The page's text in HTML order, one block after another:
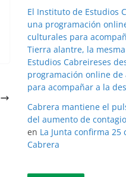
El Instituto de Estudios
una programación
culturales para
Tierra alantre, la
Estudios Cabreireses
programación online
para acompañar a la
Cabrera mantiene el
del aumento de
en La Junta confirma 25
Cabrera